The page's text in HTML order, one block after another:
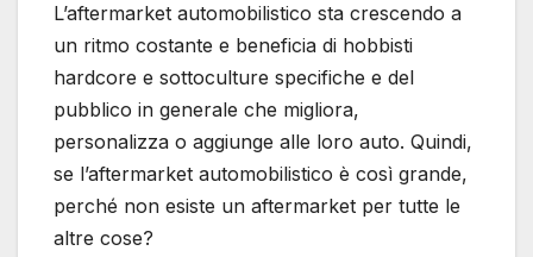
L’aftermarket automobilistico sta crescendo a
un ritmo costante e beneficia di hobbisti
hardcore e sottoculture specifiche e del
pubblico in generale che migliora,
personalizza o aggiunge alle loro auto. Quindi,
se l’aftermarket automobilistico è così grande,
perché non esiste un aftermarket per tutte le
altre cose?